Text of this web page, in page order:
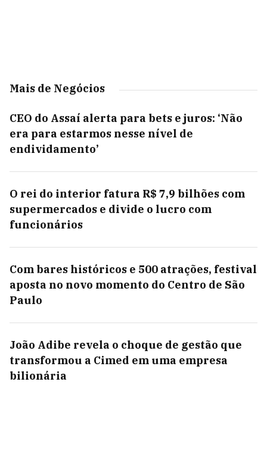
Mais de Negócios
CEO do Assaí alerta para bets e juros: ‘Não
era para estarmos nesse nível de
endividamento’
O rei do interior fatura R$ 7,9 bilhões com
supermercados e divide o lucro com
funcionários
Com bares históricos e 500 atrações, festival
aposta no novo momento do Centro de São
Paulo
João Adibe revela o choque de gestão que
transformou a Cimed em uma empresa
bilionária